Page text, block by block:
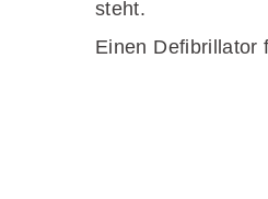
steht.
Einen Defibrillator